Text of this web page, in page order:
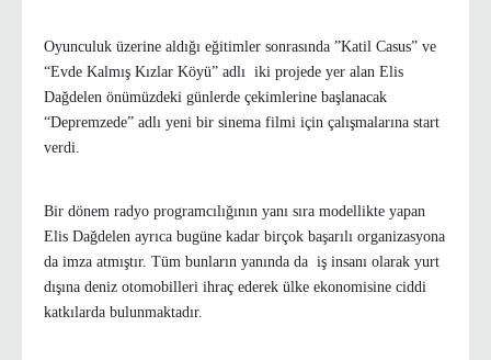
Oyunculuk üzerine aldığı eğitimler sonrasında ”Katil Casus” ve
“Evde Kalmış Kızlar Köyü” adlı iki projede yer alan Elis
Dağdelen önümüzdeki günlerde çekimlerine başlanacak
“Depremzede” adlı yeni bir sinema filmi için çalışmalarına start
verdi.
Bir dönem radyo programcılığının yanı sıra modellikte yapan
Elis Dağdelen ayrıca bugüne kadar birçok başarılı organizasyona
da imza atmıştır. Tüm bunların yanında da iş insanı olarak yurt
dışına deniz otomobilleri ihraç ederek ülke ekonomisine ciddi
katkılarda bulunmaktadır.